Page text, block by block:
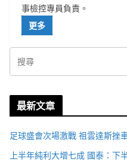
事檢控專員負責。
更多
最新文章
足球盛會次場激戰 祖雲達斯挫
上半年純利大增七成 國泰：下